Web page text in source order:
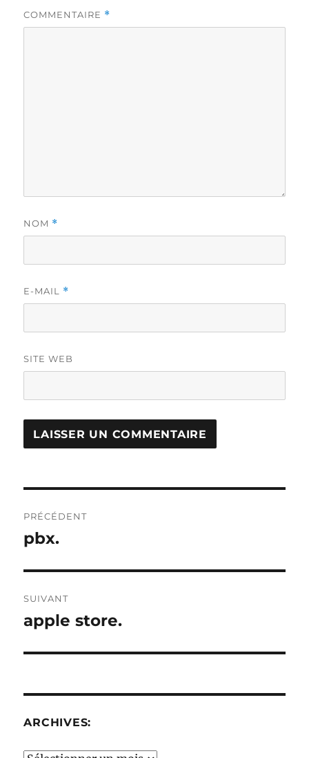
COMMENTAIRE *
NOM *
E-MAIL *
SITE WEB
de
PRÉCÉDENT
Publication
pbx.
SUIVANT
Publication
apple store.
ARCHIVES: